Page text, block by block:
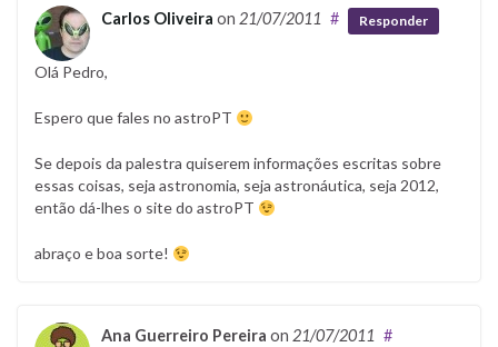
Carlos Oliveira on 21/07/2011 # Responder
Olá Pedro,
Espero que fales no astroPT
Se depois da palestra quiserem informações escritas sobre
essas coisas, seja astronomia, seja astronáutica, seja 2012,
então dá-lhes o site do astroPT
abraço e boa sorte!
Ana Guerreiro Pereira on 21/07/2011 #